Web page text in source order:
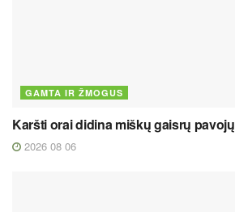
GAMTA IR ŽMOGUS
Karšti orai didina miškų gaisrų pavojų
2026 08 06